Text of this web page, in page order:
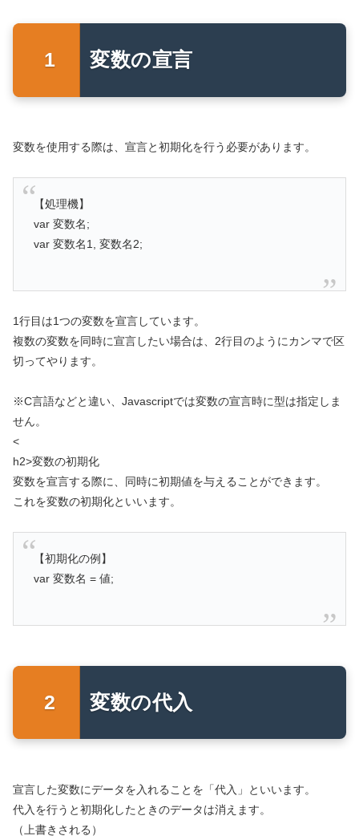
変数の宣言
変数を使用する際は、宣言と初期化を行う必要があります。
【処理機】
var 変数名;
var 変数名1, 変数名2;
1行目は1つの変数を宣言しています。
複数の変数を同時に宣言したい場合は、2行目のようにカンマで区
切ってやります。
※C言語などと違い、Javascriptでは変数の宣言時に型は指定しま
せん。
<
h2>変数の初期化
変数を宣言する際に、同時に初期値を与えることができます。
これを変数の初期化といいます。
【初期化の例】
var 変数名 = 値;
変数の代入
宣言した変数にデータを入れることを「代入」といいます。
代入を行うと初期化したときのデータは消えます。
（上書きされる）